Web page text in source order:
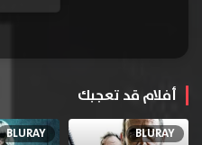
أفلام قد تعجبك
BLURAY
BLURAY